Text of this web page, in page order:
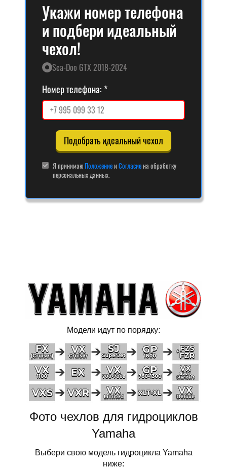
Укажи номер телефона
и подбери идеальный
чехол!
Sea-Doo GTX 2018-2024
Номер телефона:
Подобрать идеальный чехол
Я принимаюПоложениеиСогласиена обработку
персональных данных.
Модели идут по порядку:
Фото чехлов для гидроциклов
Yamaha
Выбери свою модель гидроцикла Yamaha
ниже: